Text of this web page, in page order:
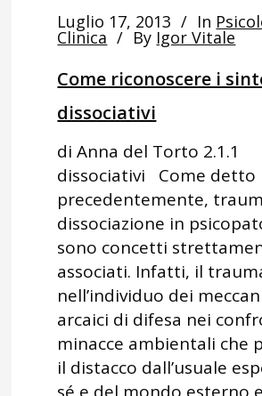
Luglio 17, 2013 In
Clinica By Igor Vitale
Come riconoscere i
dissociativi
di Anna del Torto
dissociativi Come detto
precedentemente,
dissociazione in
sono concetti
associati. Infatti, il
nell’individuo dei
arcaici di difesa nei
minacce ambientali che
il distacco dall’usuale